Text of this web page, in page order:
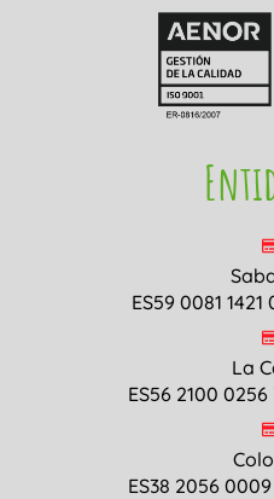
ES59 0081
La
ES56 2100
ES38 2056